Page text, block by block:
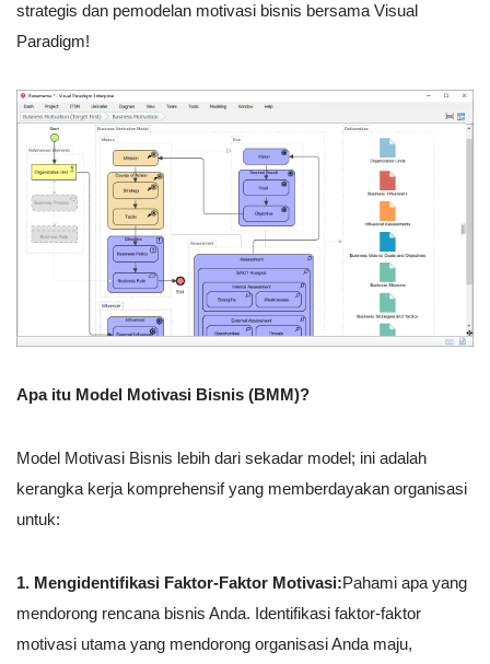
strategis dan pemodelan motivasi bisnis bersama Visual
Paradigm!
Apa itu Model Motivasi Bisnis (BMM)?
Model Motivasi Bisnis lebih dari sekadar model; ini adalah
kerangka kerja komprehensif yang memberdayakan organisasi
untuk:
1. Mengidentifikasi Faktor-Faktor Motivasi:Pahami apa yang
mendorong rencana bisnis Anda. Identifikasi faktor-faktor
motivasi utama yang mendorong organisasi Anda maju,